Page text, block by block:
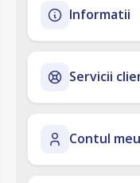
Informatii
Servicii
Contul meu